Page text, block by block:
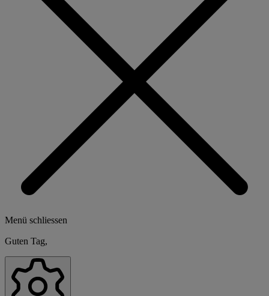
Menü schliessen
Guten Tag,